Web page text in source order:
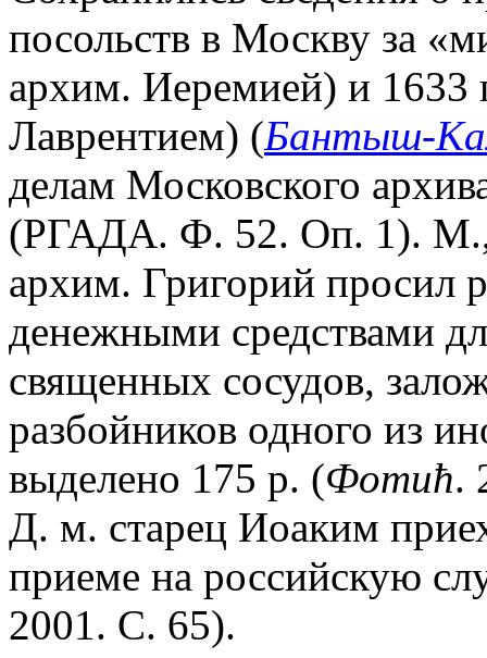
посольств в Москву за
архим. Иеремией) и 1633
Лаврентием) (Бантыш-
делам Московского
(РГАДА. Ф. 52. Оп. 1). М.,
архим. Григорий просил
денежными средствами
священных сосудов,
разбойников одного из
выделено 175 р. (Фоmић.
Д. м. старец Иоаким
приеме на российскую
2001. С. 65).